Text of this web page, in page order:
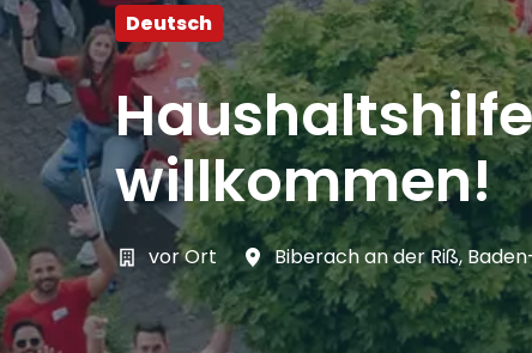
Deutsch
willkommen!
vor Ort Biberach an der Riß,